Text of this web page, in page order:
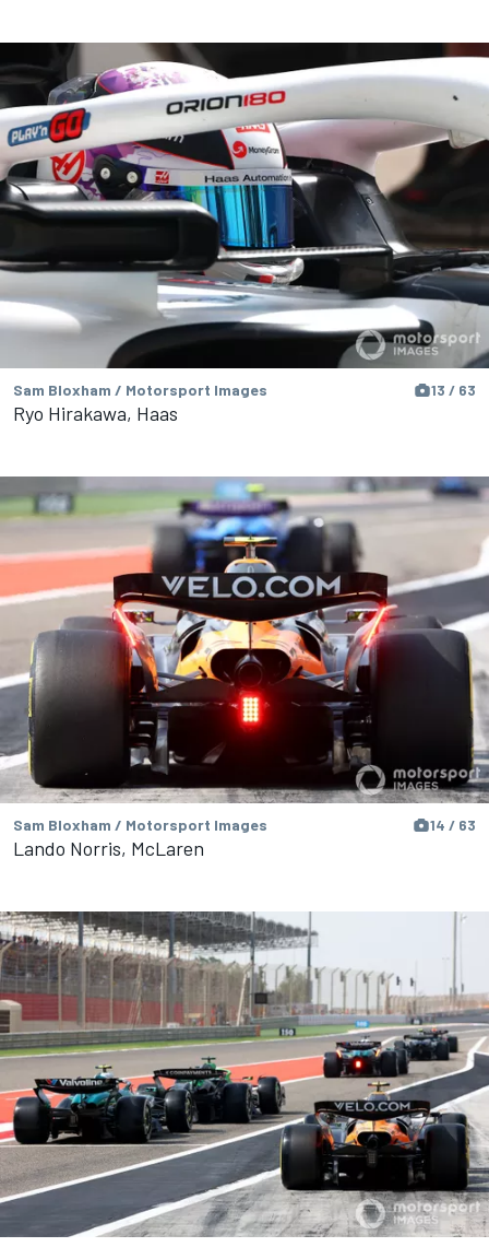
Sam Bloxham / Motorsport Images 13 / 63
Ryo Hirakawa, Haas
Sam Bloxham / Motorsport Images 14 / 63
Lando Norris, McLaren